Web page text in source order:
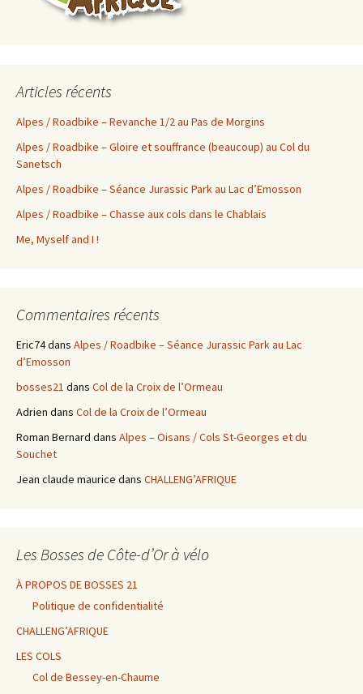
Articles récents
Alpes / Roadbike – Revanche 1/2 au Pas de Morgins
Alpes / Roadbike – Gloire et souffrance (beaucoup) au Col du
Sanetsch
Alpes / Roadbike – Séance Jurassic Park au Lac d’Emosson
Alpes / Roadbike – Chasse aux cols dans le Chablais
Me, Myself and I !
Commentaires récents
Eric74dans Alpes / Roadbike – Séance Jurassic Park au Lac
d’Emosson
bosses21 dans Col de la Croix de l’Ormeau
Adrien dans Col de la Croix de l’Ormeau
Roman Bernard dans Alpes – Oisans / Cols St-Georges et du
Souchet
Jean claude maurice dans CHALLENG’AFRIQUE
Les Bosses de Côte-d’Or à vélo
À PROPOS DE BOSSES 21
Politique de confidentialité
CHALLENG’AFRIQUE
LES COLS
Col de Bessey-en-Chaume